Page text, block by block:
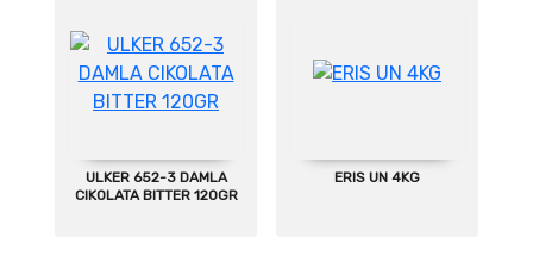
ULKER 652-3 DAMLA
CIKOLATA BITTER 120GR
ERIS UN 4KG